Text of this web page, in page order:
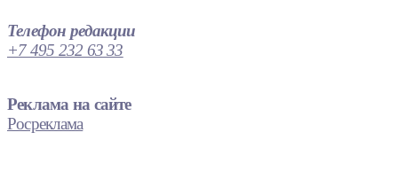
Телефон редакции
+7 495 232 63 33
Реклама на сайте
Росреклама